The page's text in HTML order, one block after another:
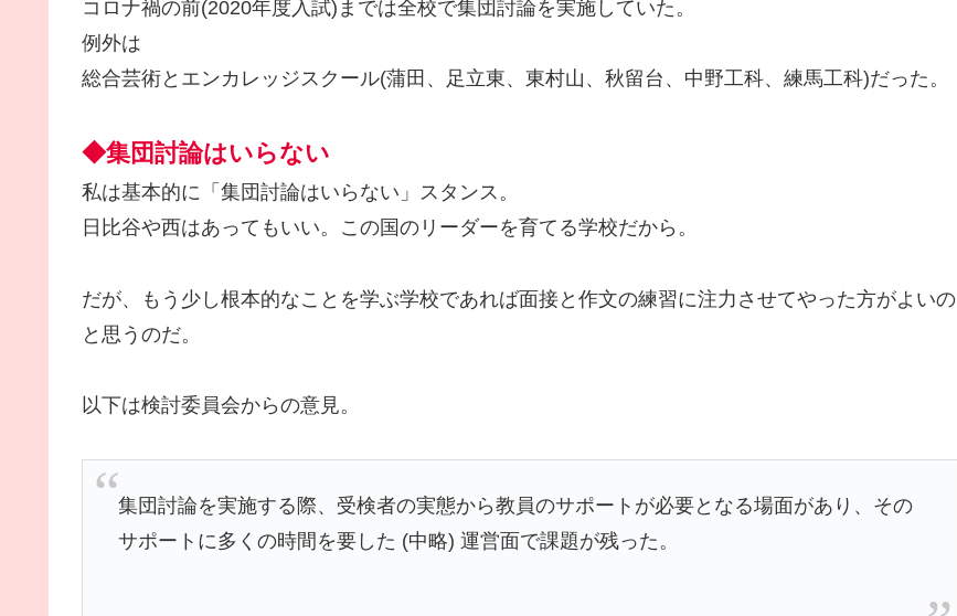
コロナ禍の前(2020年度入試)までは全校で集団討論を実施していた。
例外は
総合芸術とエンカレッジスクール(蒲田、足立東、東村山、秋留台、中野工科、練馬工科)だった。
◆集団討論はいらない
私は基本的に「集団討論はいらない」スタンス。
日比谷や西はあってもいい。この国のリーダーを育てる学校だから。
だが、もう少し根本的なことを学ぶ学校であれば面接と作文の練習に注力させてやった方がよいの
と思うのだ。
以下は検討委員会からの意見。
集団討論を実施する際、受検者の実態から教員のサポートが必要となる場面があり、その
サポートに多くの時間を要した (中略) 運営面で課題が残った。